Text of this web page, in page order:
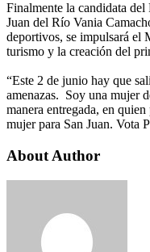
Finalmente la candidata
Juan del Río Vania
deportivos, se impulsará el
turismo y la creación del
“Este 2 de junio hay que
amenazas. Soy una mujer
manera entregada, en
mujer para San Juan. Vota
About Author